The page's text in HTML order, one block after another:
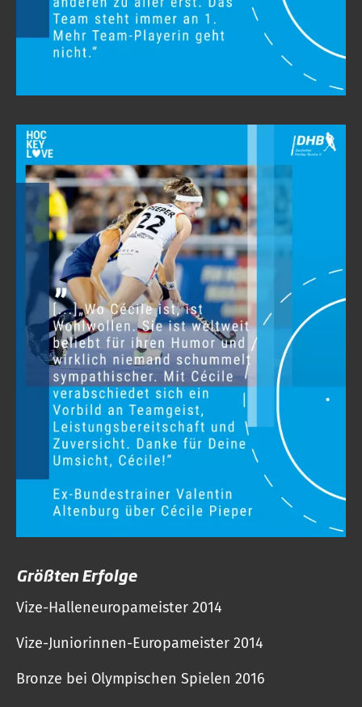
Größten Erfolge
Vize-Halleneuropameister 2014
Vize-Juniorinnen-Europameister 2014
Bronze bei Olympischen Spielen 2016